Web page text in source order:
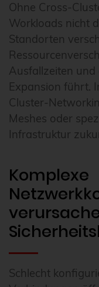
Ohne Cross-
Workloads nicht
Standorten
Ausfallzeiten
Expansion führt.
Cluster-
Meshes oder
Infrastruktur
Komplexe
Schlecht